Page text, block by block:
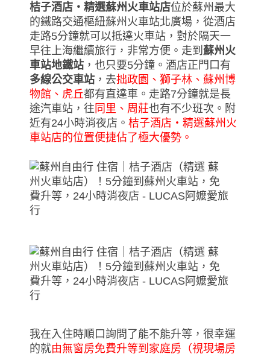
桔子酒店‧精選蘇州火車站店位於蘇州最大
的鐵路交通樞紐蘇州火車站北廣場，從酒店
走路5分鐘就可以抵達火車站，對於隔天一
早往上海繼續旅行，非常方便。走到 蘇州火
車站地鐵站 ，也只要5分鐘。酒店正門口有
多線公交車站 ，去拙政園、獅子林、蘇州博
物館、虎丘都有直達車。走路7分鐘就是長
途汽車站，往 同里、周莊也有不少班次。附
近有24小時消夜店。 桔子酒店‧精選蘇州火
車站店的位置便捷佔了極大優勢。
我在入住時順口詢問了能不能升等，很幸運
的就由無窗房免費升等到家庭房（視現場房